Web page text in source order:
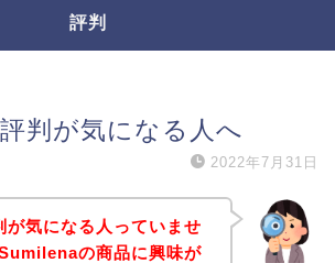
評判
判が気になる人へ
2022年7月31日
気になる人っていませ
の商品に興味が